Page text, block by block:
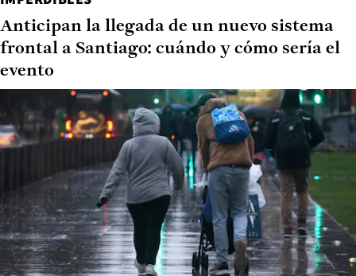
Anticipan la llegada de un nuevo sistema
frontal a Santiago: cuándo y cómo sería el
evento